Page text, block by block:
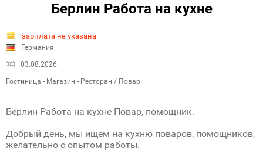
Берлин Работа на кухне
зарплата не указана
Германия
03.08.2026
Гостиница - Магазин - Ресторан / Повар
Берлин Работа на кухне Повар, помощник.
Добрый день, мы ищем на кухню поваров, помощников,
желательно с опытом работы.